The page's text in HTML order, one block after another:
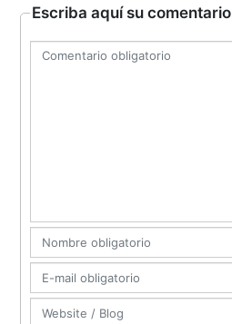
Escriba aquí su comentario